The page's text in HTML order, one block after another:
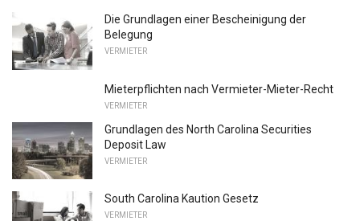
Die Grundlagen einer Bescheinigung der
Belegung
VERMIETER
Mieterpflichten nach Vermieter-Mieter-Recht
VERMIETER
Grundlagen des North Carolina Securities
Deposit Law
VERMIETER
South Carolina Kaution Gesetz
VERMIETER